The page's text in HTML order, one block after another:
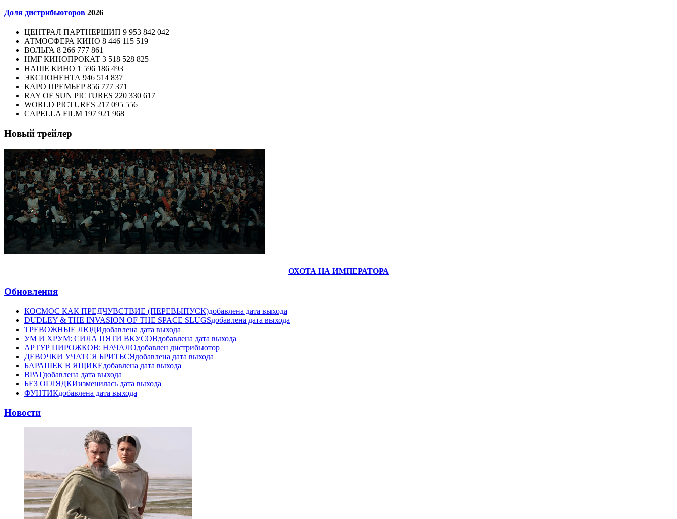
Доля дистрибьюторов 2026
ЦЕНТРАЛ ПАРТНЕРШИП 9 953 842 042
АТМОСФЕРА КИНО 8 446 115 519
ВОЛЬГА 8 266 777 861
НМГ КИНОПРОКАТ 3 518 528 825
НАШЕ КИНО 1 596 186 493
ЭКСПОНЕНТА 946 514 837
КАРО ПРЕМЬЕР 856 777 371
RAY OF SUN PICTURES 220 330 617
WORLD PICTURES 217 095 556
CAPELLA FILM 197 921 968
Новый трейлер
ОХОТА НА ИМПЕРАТОРА
Обновления
КОСМОС КАК ПРЕДЧУВСТВИЕ (ПЕРЕВЫПУСК)добавлена дата выхода
DUDLEY & THE INVASION OF THE SPACE SLUGSдобавлена дата выхода
ТРЕВОЖНЫЕ ЛЮДИдобавлена дата выхода
УМ И ХРУМ: СИЛА ПЯТИ ВКУСОВдобавлена дата выхода
АРТУР ПИРОЖКОВ: НАЧАЛОдобавлен дистрибьютор
ДЕВОЧКИ УЧАТСЯ БРИТЬСЯдобавлена дата выхода
БАРАШЕК В ЯЩИКЕдобавлена дата выхода
ВРАГдобавлена дата выхода
БЕЗ ОГЛЯДКИизменилась дата выхода
ФУНТИКдобавлена дата выхода
Новости